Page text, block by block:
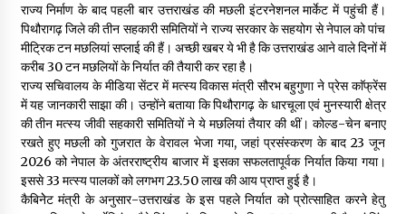
Thought Of The Day 11 May
May 11, 2022
Thought Of The Day 10 May
May 10, 2022
Thought Of The Day 9 May
May 9, 2022
राज्य निर्माण के बाद पहली बार उत्तराखंड की मछली इंटरनेशनल मार्केट में पहुंची हैं।
पिथौरागढ़ जिले की तीन सहकारी समितियों ने राज्य सरकार के सहयोग से नेपाल को पांच
मीट्रिक टन मछलियां सप्लाई की हैं। अच्छी खबर ये भी है कि उत्तराखंड आने वाले दिनों में
करीब 30 टन मछलियों के निर्यात की तैयारी कर रहा है।
राज्य सचिवालय के मीडिया सेंटर में मत्स्य विकास मंत्री सौरभ बहुगुणा ने प्रेस काॅफ्रेंस
में यह जानकारी साझा की। उन्होंने बताया कि पिथौरागढ़ के धारचूला एवं मुनस्यारी क्षेत्र
की तीन मत्स्य जीवी सहकारी समितियों ने ये मछलियां तैयार की थीं। कोल्ड-चेन बनाए
रखते हुए मछली को गुजरात के वेरावल भेजा गया, जहां प्रसंस्करण के बाद 23 जून
2026 को नेपाल के अंतरराष्ट्रीय बाजार में इसका सफलतापूर्वक निर्यात किया गया।
इससे 33 मत्स्य पालकों को लगभग ₹23.50 लाख की आय प्राप्त हुई है।
कैबिनेेट मंत्री के अनुसार-उत्तराखंड के इस पहले निर्यात को प्रोत्साहित करने हेतु